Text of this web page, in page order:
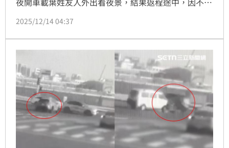
幾乎全毀。幸運的是，劉男及葉男僅肢體外傷，經送醫
2025/12/14 04:37